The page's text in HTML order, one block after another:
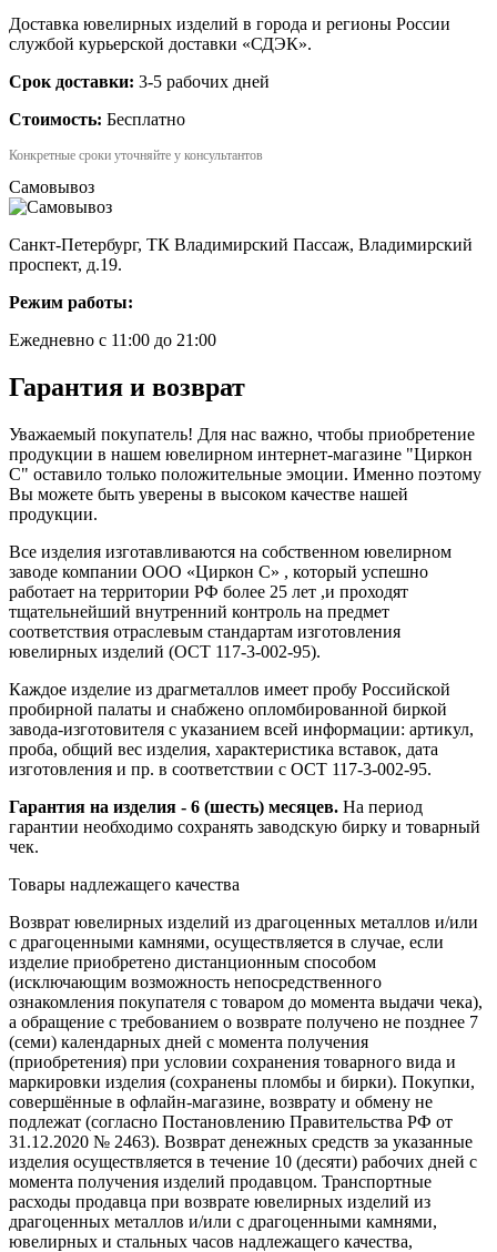
Доставка ювелирных изделий в города и регионы России
службой курьерской доставки «СДЭК».
Срок доставки: 3-5 рабочих дней
Стоимость: Бесплатно
Конкретные сроки уточняйте у консультантов
Самовывоз
Санкт-Петербург, ТК Владимирский Пассаж, Владимирский
проспект, д.19.
Режим работы:
Ежедневно с 11:00 до 21:00
Гарантия и возврат
Уважаемый покупатель! Для нас важно, чтобы приобретение
продукции в нашем ювелирном интернет-магазине "Циркон
С" оставило только положительные эмоции. Именно поэтому
Вы можете быть уверены в высоком качестве нашей
продукции.
Все изделия изготавливаются на собственном ювелирном
заводе компании ООО «Циркон С» , который успешно
работает на территории РФ более 25 лет ,и проходят
тщательнейший внутренний контроль на предмет
соответствия отраслевым стандартам изготовления
ювелирных изделий (ОСТ 117-3-002-95).
Каждое изделие из драгметаллов имеет пробу Российской
пробирной палаты и снабжено опломбированной биркой
завода-изготовителя с указанием всей информации: артикул,
проба, общий вес изделия, характеристика вставок, дата
изготовления и пр. в соответствии с ОСТ 117-3-002-95.
Гарантия на изделия - 6 (шесть) месяцев. На период
гарантии необходимо сохранять заводскую бирку и товарный
чек.
Товары надлежащего качества
Возврат ювелирных изделий из драгоценных металлов и/или
с драгоценными камнями, осуществляется в случае, если
изделие приобретено дистанционным способом
(исключающим возможность непосредственного
ознакомления покупателя с товаром до момента выдачи чека),
а обращение с требованием о возврате получено не позднее 7
(семи) календарных дней с момента получения
(приобретения) при условии сохранения товарного вида и
маркировки изделия (сохранены пломбы и бирки). Покупки,
совершённые в офлайн-магазине, возврату и обмену не
подлежат (согласно Постановлению Правительства РФ от
31.12.2020 № 2463). Возврат денежных средств за указанные
изделия осуществляется в течение 10 (десяти) рабочих дней с
момента получения изделий продавцом. Транспортные
расходы продавца при возврате ювелирных изделий из
драгоценных металлов и/или с драгоценными камнями,
ювелирных и стальных часов надлежащего качества,